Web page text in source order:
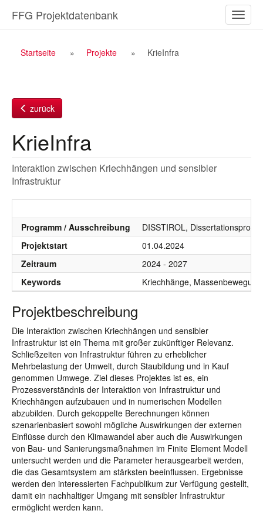
Inhalt
ein-/
FFG Projektdatenbank
Breadcrumb
Startseite Projekte KrieInfra
zurück
KrieInfra
Interaktion zwischen Kriechhängen und sensibler
Infrastruktur
Programm / Ausschreibung
DISSTIROL,
Projektstart
01.04.2024
Zeitraum
2024 - 2027
Keywords
Kriechhänge,
Projektbeschreibung
Die Interaktion zwischen Kriechhängen und sensibler
Infrastruktur ist ein Thema mit großer zukünftiger Relevanz.
Schließzeiten von Infrastruktur führen zu erheblicher
Mehrbelastung der Umwelt, durch Staubildung und in Kauf
genommen Umwege. Ziel dieses Projektes ist es, ein
Prozessverständnis der Interaktion von Infrastruktur und
Kriechhängen aufzubauen und in numerischen Modellen
abzubilden. Durch gekoppelte Berechnungen können
szenarienbasiert sowohl mögliche Auswirkungen der externen
Einflüsse durch den Klimawandel aber auch die Auswirkungen
von Bau- und Sanierungsmaßnahmen im Finite Element Modell
untersucht werden und die Parameter herausgearbeit werden,
die das Gesamtsystem am stärksten beeinflussen. Ergebnisse
werden den interessierten Fachpublikum zur Verfügung gestellt,
damit ein nachhaltiger Umgang mit sensibler Infrastruktur
ermöglicht werden kann.